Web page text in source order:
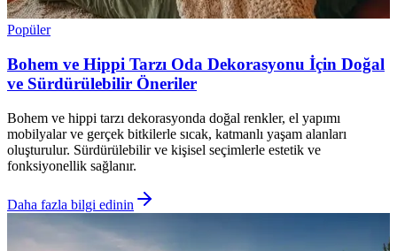
Popüler
Bohem ve Hippi Tarzı Oda Dekorasyonu İçin Doğal
ve Sürdürülebilir Öneriler
Bohem ve hippi tarzı dekorasyonda doğal renkler, el yapımı
mobilyalar ve gerçek bitkilerle sıcak, katmanlı yaşam alanları
oluşturulur. Sürdürülebilir ve kişisel seçimlerle estetik ve
fonksiyonellik sağlanır.
Daha fazla bilgi edinin